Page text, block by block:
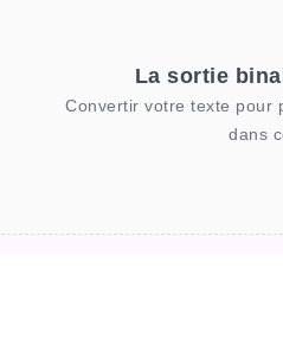
La sortie
Convertir votre texte pour
dans